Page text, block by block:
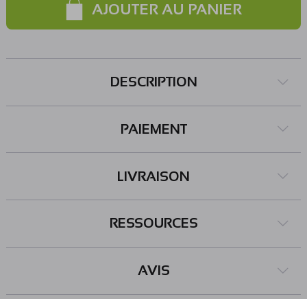
AJOUTER AU PANIER
DESCRIPTION
PAIEMENT
LIVRAISON
RESSOURCES
AVIS